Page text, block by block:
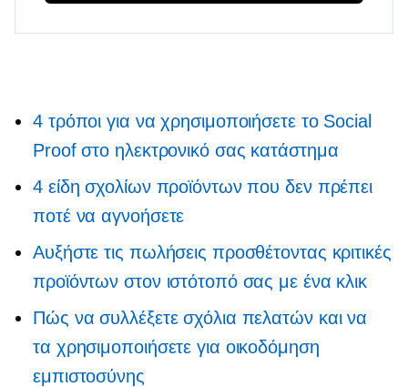
4 τρόποι για να χρησιμοποιήσετε το Social
Proof στο ηλεκτρονικό σας κατάστημα
4 είδη σχολίων προϊόντων που δεν πρέπει
ποτέ να αγνοήσετε
Αυξήστε τις πωλήσεις προσθέτοντας κριτικές
προϊόντων στον ιστότοπό σας με ένα κλικ
Πώς να συλλέξετε σχόλια πελατών και να
τα χρησιμοποιήσετε για οικοδόμηση
εμπιστοσύνης